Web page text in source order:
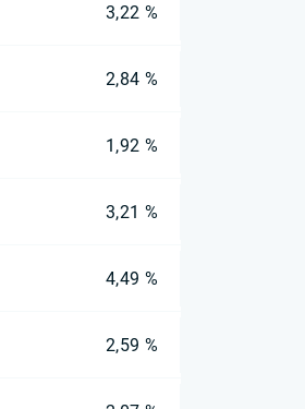
3,22 %
2,84 %
1,92 %
3,21 %
4,49 %
2,59 %